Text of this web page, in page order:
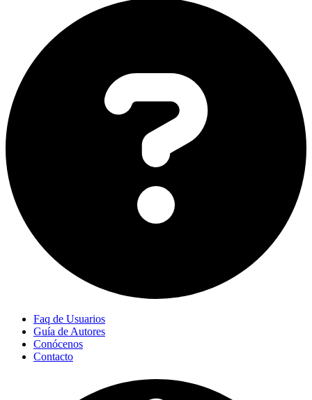
Faq de Usuarios
Guía de Autores
Conócenos
Contacto